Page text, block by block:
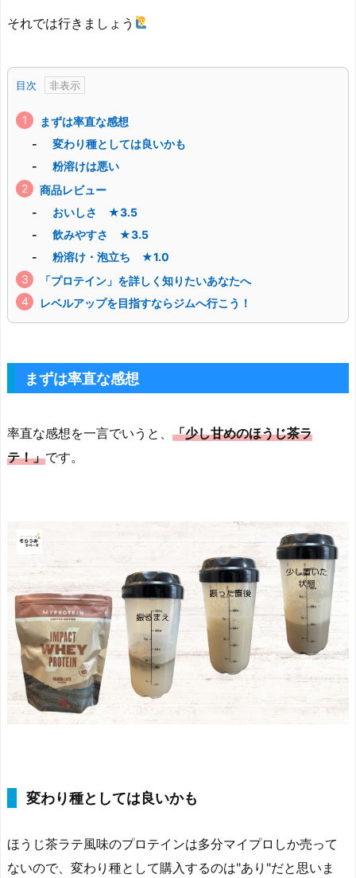
それでは行きましょう
目次
まずは率直な感想
変わり種としては良いかも
粉溶けは悪い
商品レビュー
おいしさ ★3.5
飲みやすさ ★3.5
粉溶け・泡立ち ★1.0
「プロテイン」を詳しく知りたいあなたへ
レベルアップを目指すならジムへ行こう！
まずは率直な感想
率直な感想を一言でいうと、 「少し甘めのほうじ茶ラ
テ！」です。
変わり種としては良いかも
ほうじ茶ラテ風味のプロテインは多分マイプロしか売って
ないので、変わり種として購入するのは"あり"だと思いま